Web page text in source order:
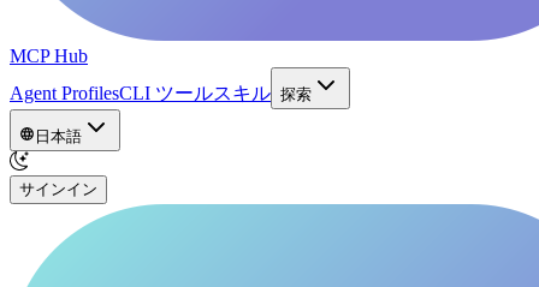
MCP Hub
Agent ProfilesCLI ツールスキル 探索
日本語
サインイン